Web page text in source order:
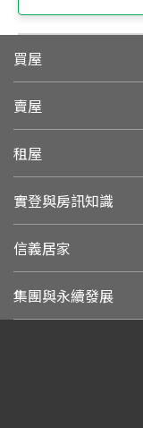
買屋
賣屋
租屋
實登與房訊知識
信義居家
集團與永續發展